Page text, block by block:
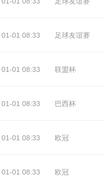
01-01 08:33 足球友谊赛
01-01 08:33 联盟杯
01-01 08:33 巴西杯
01-01 08:33 欧冠
01-01 08:33 欧冠